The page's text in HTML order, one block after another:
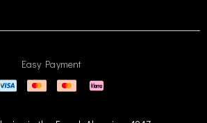
Easy Payment